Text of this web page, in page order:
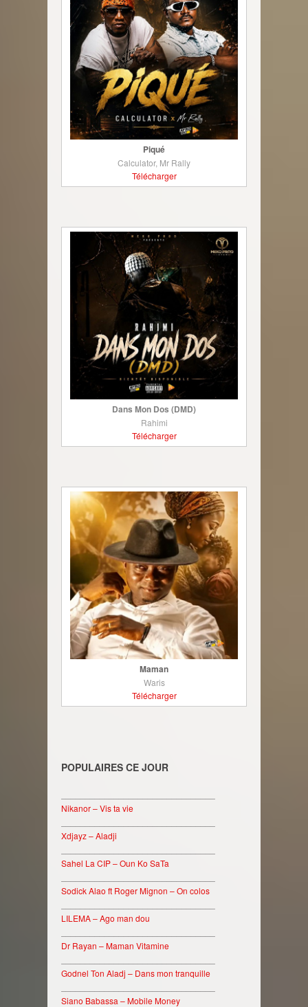
Piqué
Calculator, Mr Rally
Télécharger
Dans Mon Dos (DMD)
Rahimi
Télécharger
Maman
Waris
Télécharger
POPULAIRES CE JOUR
Nikanor – Vis ta vie
Xdjayz – Aladji
Sahel La CIP – Oun Ko SaTa
Sodick Alao ft Roger Mignon – On colos
LILEMA – Ago man dou
Dr Rayan – Maman Vitamine
Godnel Ton Aladj – Dans mon tranquille
Siano Babassa – Mobile Money